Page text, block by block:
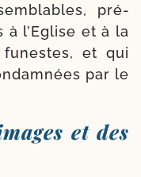
pré­
l’Eglise et à la
et qui
par le
et des